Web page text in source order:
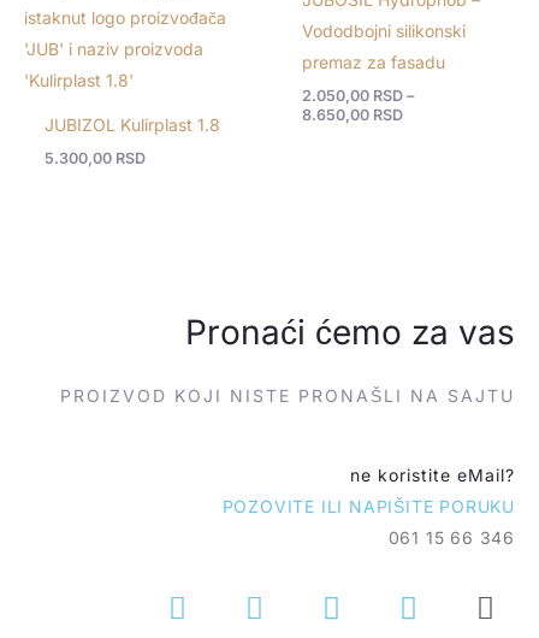
JUBIZOL Kulirplast 1.8
5.300,00 RSD
Vododbojni silikonski
premaz za fasadu
2.050,00 RSD –
8.650,00 RSD
Pronaći ćemo za vas
PROIZVOD KOJI NISTE PRONAŠLI NA SAJTU
ne koristite eMail?
POZOVITE ILI NAPIŠITE PORUKU
061 15 66 346
P
h
C
o
V
i
W
h
E
n